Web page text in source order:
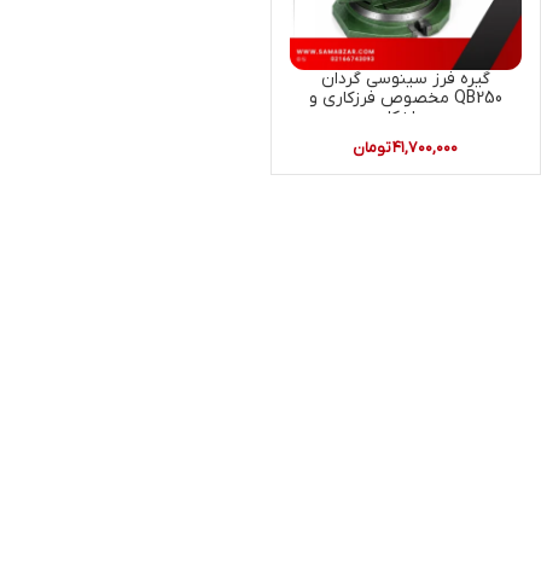
گیره فرز سینوسی گردان
QB250 مخصوص فرزکاری و
سوراخکاری
۴۱,۷۰۰,۰۰۰تومان